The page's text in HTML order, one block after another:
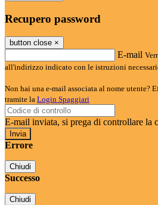
Recupero password
button close ×
E-mail
all'indirizzo indicato con le istruzioni
Non hai una e-mail associata al nome utente?
tramite la Login Spaggiari
E-mail inviata, si prega di controllare la
Errore
Chiudi
Successo
Chiudi